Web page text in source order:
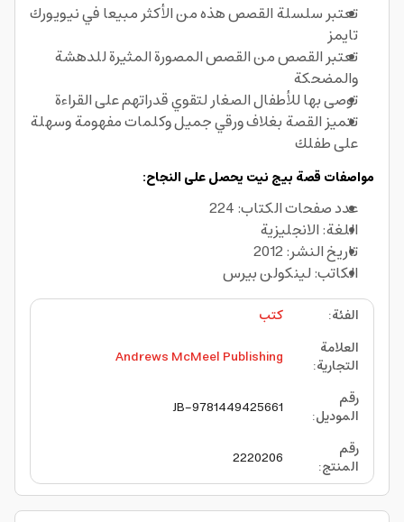
تعتبر سلسلة القصص هذه من الأكثر مبيعا في نيويورك
تايمز
تعتبر القصص من القصص المصورة المثيرة للدهشة
والمضحكة
توصى بها للأطفال الصغار لتقوي قدراتهم على القراءة
تتميز القصة بغلاف ورقي جميل وكلمات مفهومة وسهلة
على طفلك
مواصفات قصة بيج نيت يحصل على النجاح:
عدد صفحات الكتاب: 224
اللغة: الانجليزية
تاريخ النشر: 2012
الكاتب: لينكولن بيرس
الفئة:
كتب
العلامة
التجارية:
Andrews McMeel Publishing
رقم
الموديل:
JB-9781449425661
رقم
المنتج:
2220206